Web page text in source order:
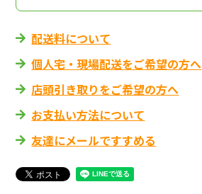
配送料について
個人宅・現場配送をご希望の方へ
店頭引き取りをご希望の方へ
お支払い方法について
友達にメールですすめる